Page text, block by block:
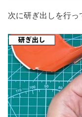
次に研ぎ出しを行っ